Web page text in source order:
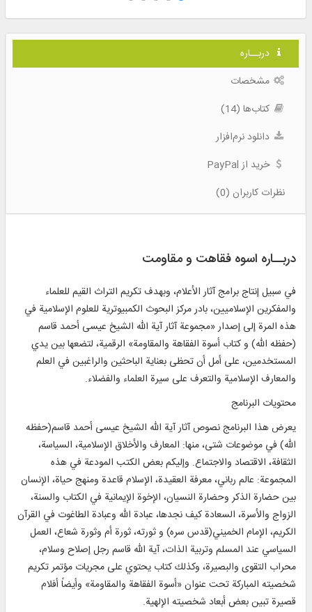
دربــاره
مشخصات
کتاب‌ها (14)
دانلود نرم‌افزار
خرید از PayPal
نظرات کاربران (0)
دربــاره اسوه فقاهت و مقاومت
في سبيل إنتاج برامج آثار الأعلام، وبهدف تكريم التراث القيم للعلماء
والمفكرين الإسلاميين، بادر مركز البحوث الكمبيوترية للعلوم الإسلامية في
هذه المرة إلى إصدار «مجموعة آثار آية الله الشيخ عيسى أحمد قاسم
(حفظه الله) و كتاب أسوة الفقاهة والمقاومة» الرقمية، لتضعها بين يدي
المستخدمين، على أمل أن تحظى بعناية الباحثين والراغبين في العلم
والمعارف الإسلامية والتعرف على سيرة العلماء والفضلاء.
محتويات البرنامج
يعرض هذا البرنامج نصوص آثار آية الله الشيخ عيسى أحمد قاسم(حفظه
الله) في موضوعات شتى، منها: المعارف والأخلاق الإسلامية، السياسة،
الثقافة، الاقتصاد والاجتماع. وإليكم بعض الكتب المودعة في هذه
المجموعة: عالم رباني، معرفة العقيدة، الإسلام قاعدة ومنهج حياة، الإنسان
بين حضارة الذكر وحضارة النسيان، الإخوة الإيمانية في الكتاب والسنة،
الزواج والأسرة، السعادة كيف نجدها، عبادة الله وعبادة الطاغوت في القرآن
الكريم، الإمام الخميني(قدس سره) و ثورته، ثورة أم وثورة شعاع، العمل
السياسي عند المسلم وتربية الذات، آية الله قاسم رجل إصلاح وسلام،
محراب التقوى والبصيرة، وكذلك كتاب يحتوي على مجريات مؤتمر تكريم
شخصيته المباركة تحت عنوان «أسوة الفقاهة والمقاومة» وأيضاً أفلام
قصيرة تبين بعض أبعاد شخصيته الإلهية.